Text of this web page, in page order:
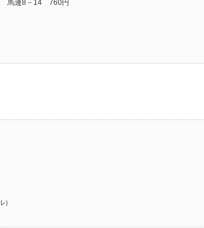
連8－14 760円